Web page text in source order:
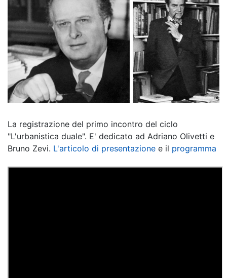
La registrazione del primo incontro del ciclo
"L'urbanistica duale". E' dedicato ad Adriano Olivetti e
Bruno Zevi. L'articolo di presentazione e il programma